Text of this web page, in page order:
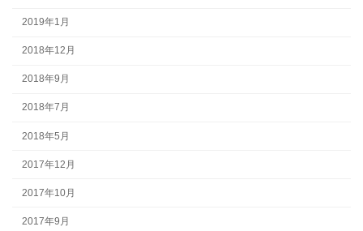
2019年1月
2018年12月
2018年9月
2018年7月
2018年5月
2017年12月
2017年10月
2017年9月